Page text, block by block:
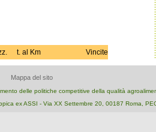
t. al Km Vincite
Mappa del sito
delle politiche competitive della qualità
ex ASSI - Via XX Settembre 20, 00187 Roma,